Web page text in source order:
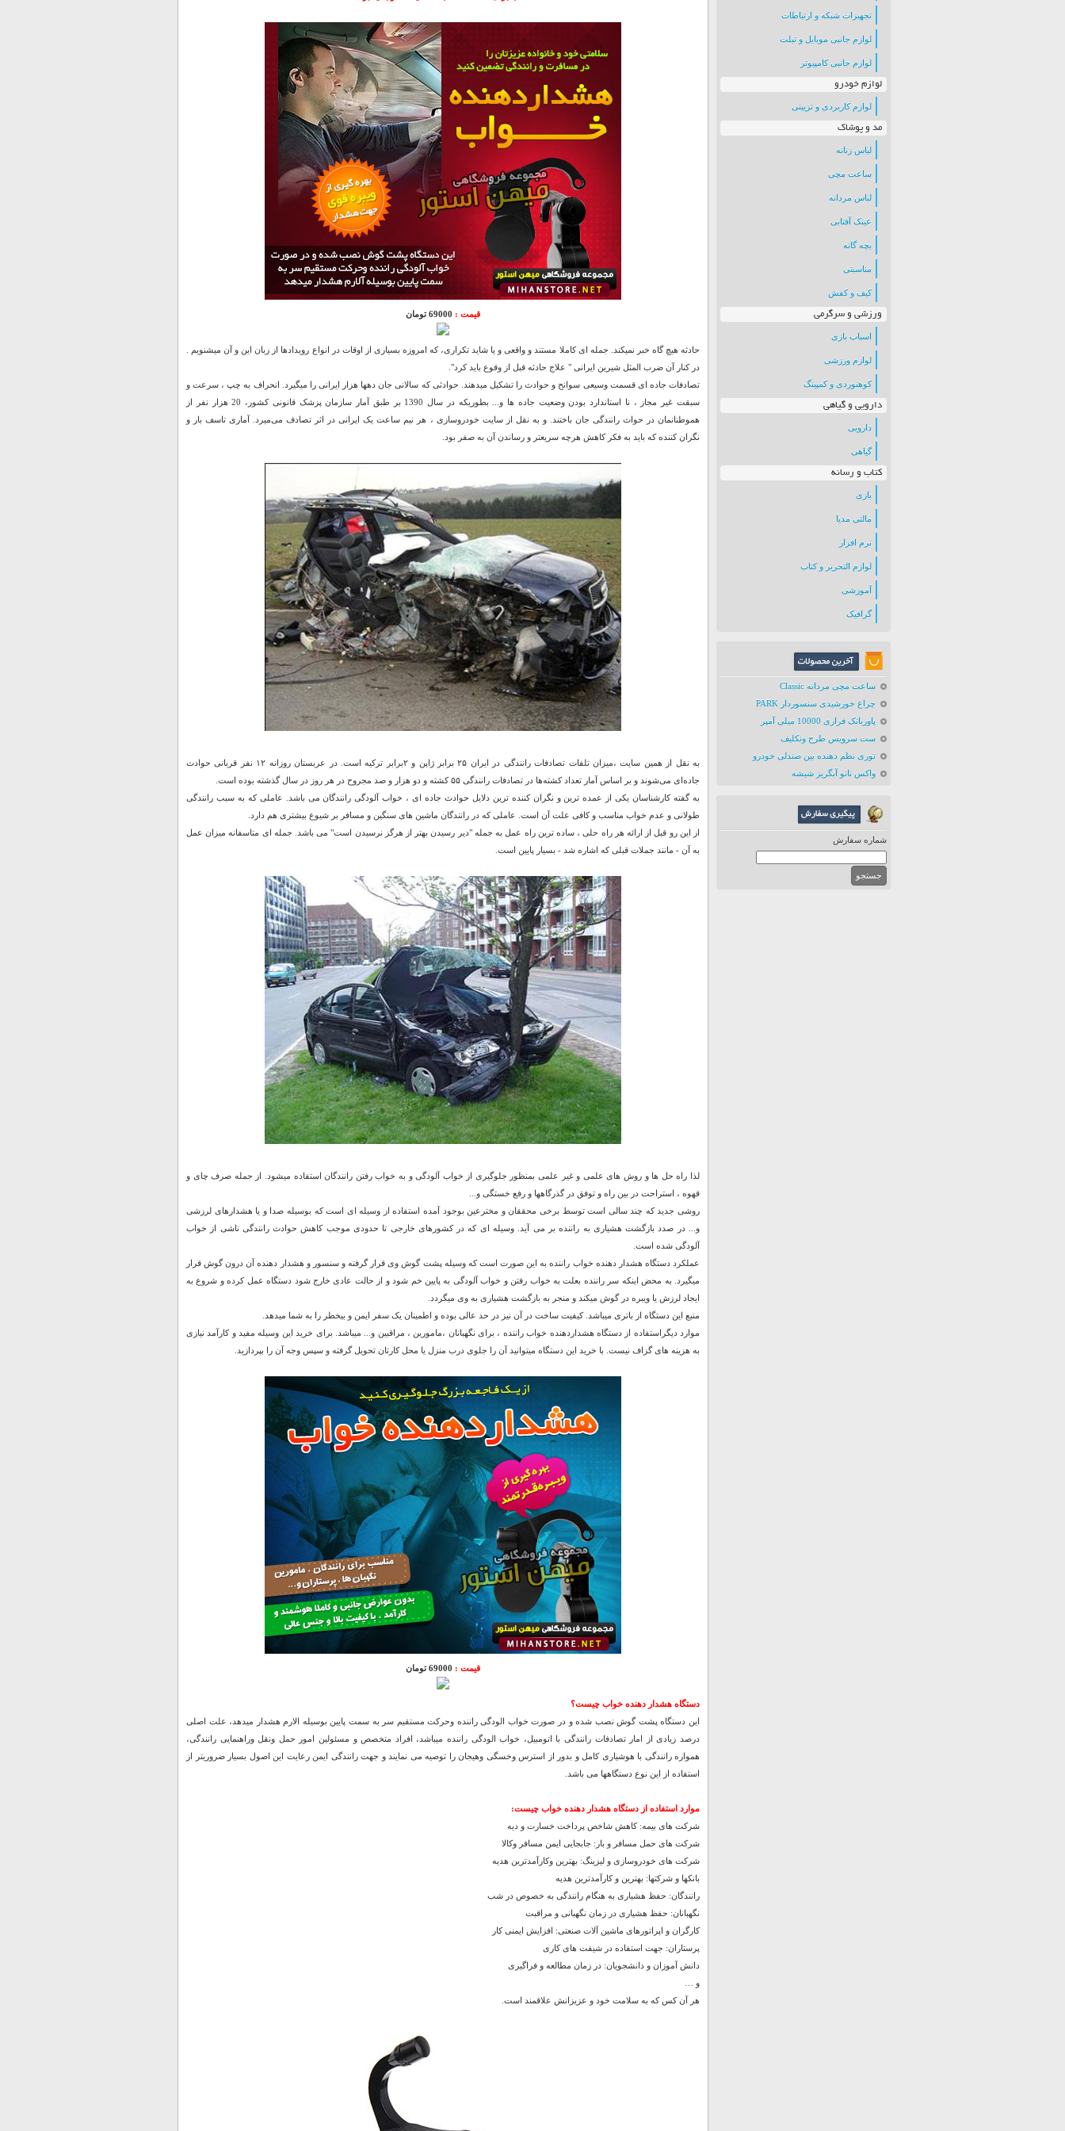
تجهیزات شبکه و ارتباطات
لوازم جانبی موبایل و تبلت
لوازم جانبی کامپیوتر
لوازم خودرو
لوازم کاربردی و تزیینی
مد و پوشاک
لباس زنانه
ساعت مچی
لباس مردانه
عینک آفتابی
بچه گانه
مناسبتی
کیف و کفش
ورزشی و سرگرمی
اسباب بازی
لوازم ورزشی
کوهنوردی و کمپینگ
دارویی و گیاهی
دارویی
گیاهی
کتاب و رسانه
بازی
مالتی مدیا
نرم افزار
لوازم التحریر و کتاب
آموزشی
گرافیک
ساعت مچی مردانه Classic
چراغ خورشیدی سنسوردار PARK
پاوربانک فراری 10000 میلی آمپر
ست سرویس طرح ونکلیف
توری نظم دهنده بین صندلی خودرو
واکس نانو آبگریز شیشه
شماره سفارش
قیمت : 69000 تومان
حادثه هیچ گاه خبر نمیکند. جمله ای کاملا مستند و واقعی و یا شاید تکراری، که امروزه بسیاری از اوقات در انواع رویدادها از زبان این و آن میشنویم .
در کنار آن ضرب المثل شیرین ایرانی " علاج حادثه قبل از وقوع باید کرد".
تصادفات جاده ای قسمت وسیعی سوانح و حوادث را تشکیل میدهند. حوادثی که سالانی جان دهها هزار ایرانی را میگیرد. انحراف به چپ ، سرعت و
سبقت غیر مجاز ، نا استاندارد بودن وضعیت جاده ها و... بطوریکه در سال 1390 بر طبق آمار سازمان پزشک قانونی کشور، 20 هزار نفر از
هموطنانمان در حواث رانندگی جان باختند. و به نقل از سایت خودروسازی ، هر نیم ساعت یک ایرانی در اثر تصادف می‌میرد. آماری تاسف بار و
نگران کننده که باید به فکر کاهش هرچه سریعتر و رساندن آن به صفر بود.
به نقل از همین سایت ،میزان تلفات تصادفات رانندگی در ایران ۲۵ برابر ژاپن و ۲برابر ترکیه است. در عربستان روزانه ۱۲ نفر قربانی حوادث
جاده‌ای می‌شوند و بر اساس آمار تعداد کشته‌ها در تصادفات رانندگی ۵۵ کشته و دو هزار و صد مجروح در هر روز در سال گذشته بوده است.
به گفته کارشناسان یکی از عمده ترین و نگران کننده ترین دلایل حوادث جاده ای ، خواب آلودگی رانندگان می باشد. عاملی که به سبب رانندگی
طولانی و عدم خواب مناسب و کافی علت آن است. عاملی که در رانندگان ماشین های سنگین و مسافر بر شیوع بیشتری هم دارد.
از این رو قبل از ارائه هر راه حلی ، ساده ترین راه عمل به جمله "دیر رسیدن بهتر از هرگز نرسیدن است" می باشد. جمله ای متاسفانه میزان عمل
به آن - مانند جملات قبلی که اشاره شد - بسیار پایین است.
لذا راه حل ها و روش های علمی و غیر علمی بمنظور جلوگیری از خواب آلودگی و به خواب رفتن رانندگان استفاده میشود. از جمله صرف چای و
قهوه ، استراحت در بین راه و توفق در گذرگاهها و رفع خستگی و...
روشی جدید که چند سالی است توسط برخی محققان و مخترعین بوجود آمده استفاده از وسیله ای است که بوسیله صدا و یا هشدارهای لرزشی
و... در صدد بازگشت هشیاری به راننده بر می آید. وسیله ای که در کشورهای خارجی تا حدودی موجب کاهش حوادث رانندگی ناشی از خواب
آلودگی شده است.
عملکرد دستگاه هشدار دهنده خواب راننده به این صورت است که وسیله پشت گوش وی قرار گرفته و سنسور و هشدار دهنده آن درون گوش قرار
میگیرد. به محض اینکه سر راننده بعلت به خواب رفتن و خواب آلودگی به پایین خم شود و از حالت عادی خارج شود دستگاه عمل کرده و شروع به
ایجاد لرزش یا ویبره در گوش میکند و منجر به بازگشت هشیاری به وی میگردد.
منبع این دستگاه از باتری میباشد. کیفیت ساخت در آن نیز در حد عالی بوده و اطمینان یک سفر ایمن و بیخطر را به شما میدهد.
موارد دیگراستفاده از دستگاه هشداردهنده خواب راننده ، برای نگهبانان ،مامورین ، مراقبین و... میباشد. برای خرید این وسیله مفید و کارآمد نیازی
به هزینه های گزاف نیست. با خرید این دستگاه میتوانید آن را جلوی درب منزل یا محل کارتان تحویل گرفته و سپس وجه آن را بپردازید.
قیمت : 69000 تومان
دستگاه هشدار دهنده خواب چیست؟
این دستگاه پشت گوش نصب شده و در صورت خواب الودگی راننده وحرکت مستقیم سر به سمت پایین بوسیله الارم هشدار میدهد، علت اصلی
درصد زیادی از امار تصادفات رانندگی با اتومبیل، خواب الودگی راننده میباشد، افراد متخصص و مسئولین امور حمل ونقل وراهنمایی رانندگی،
همواره رانندگی با هوشیاری کامل و بدور از استرس وخسگی وهیجان را توصیه می نمایند و جهت رانندگی ایمن رعایت این اصول بسیار ضروریتر از
استفاده از این نوع دستگاهها می باشد.
موارد استفاده از دستگاه هشدار دهنده خواب چیست:
شرکت های بیمه: کاهش شاخص پرداخت خسارت و دیه
شرکت های حمل مسافر و بار: جابجایی ایمن مسافر وکالا
شرکت های خودروسازی و لیزینگ: بهترین وکارآمدترین هدیه
بانکها و شرکتها: بهترین و کارآمدترین هدیه
رانندگان: حفظ هشیاری به هنگام رانندگی به خصوص در شب
نگهبانان: حفظ هشیاری در زمان نگهبانی و مراقبت
کارگران و اپراتورهای ماشین آلات صنعتی: افزایش ایمنی کار
پرستاران: جهت استفاده در شیفت های کاری
دانش آموزان و دانشجویان: در زمان مطالعه و فراگیری
و …
هر آن کس که به سلامت خود و عزیزانش علاقمند است.